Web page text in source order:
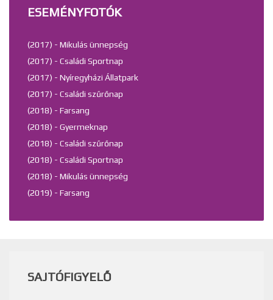
ESEMÉNYFOTÓK
(2017) - Mikulás ünnepség
(2017) - Családi Sportnap
(2017) - Nyíregyházi Állatpark
(2017) - Családi szűrőnap
(2018) - Farsang
(2018) - Gyermeknap
(2018) - Családi szűrőnap
(2018) - Családi Sportnap
(2018) - Mikulás ünnepség
(2019) - Farsang
SAJTÓFIGYELŐ